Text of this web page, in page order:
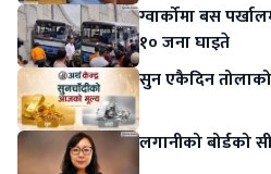
ग्वार्कोमा बस
१० जना घाइते
सुन एकैदिन
लगानीको बोर्डको